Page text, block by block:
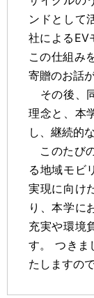
ンドとして
社によるEV
この仕組み
寄贈のお話
その後、
理念と、本
し、継続的
このたび
る地域モビ
実現に向け
り、本学に
充実や環境
す。 つきま
たしますの